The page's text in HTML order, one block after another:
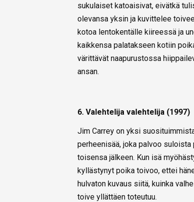
sukulaiset katoaisivat, eivätkä
olevansa yksin ja kuvittelee
kotoa lentokentälle kiireessä ja
kaikkensa palatakseen kotiin
värittävät naapurustossa
ansan.
6. Valehtelija valehtelija (1997)
Jim Carrey on yksi
perheenisää, joka palvoo
toisensa jälkeen. Kun isä
kyllästynyt poika toivoo, ettei
hulvaton kuvaus siitä, kuinka
toive yllättäen toteutuu.